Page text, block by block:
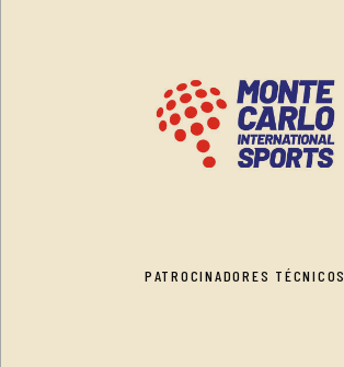
PATROCINADORES TÉCNICOS